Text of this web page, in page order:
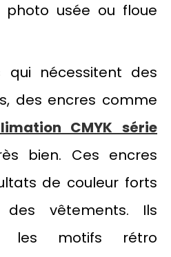
usée ou floue
qui nécessitent des
des encres comme
CMYK série
bien. Ces encres
de couleur forts
des vêtements. Ils
les motifs rétro